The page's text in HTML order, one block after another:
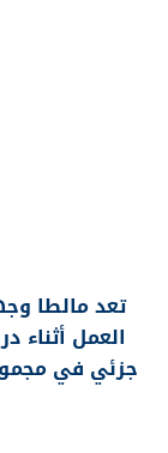
تعد مالطا
العمل
جزئي في